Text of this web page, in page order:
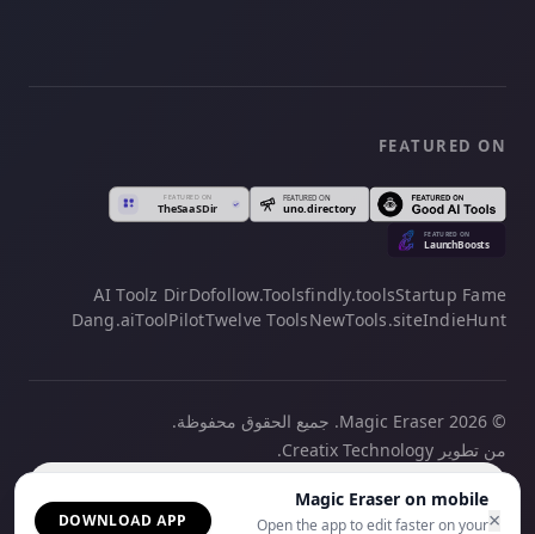
×
Magic Eraser on mobile
Open the app to edit faster on your
DOWNLOAD APP
FEATURED ON
Startup Fame
findly.tools
Dofollow.Tools
AI Toolz Dir
IndieHunt
NewTools.site
Twelve Tools
ToolPilot
Dang.ai
© 2026 Magic Eraser. جميع الحقوق محفوظة.
من تطوير Creatix Technology.